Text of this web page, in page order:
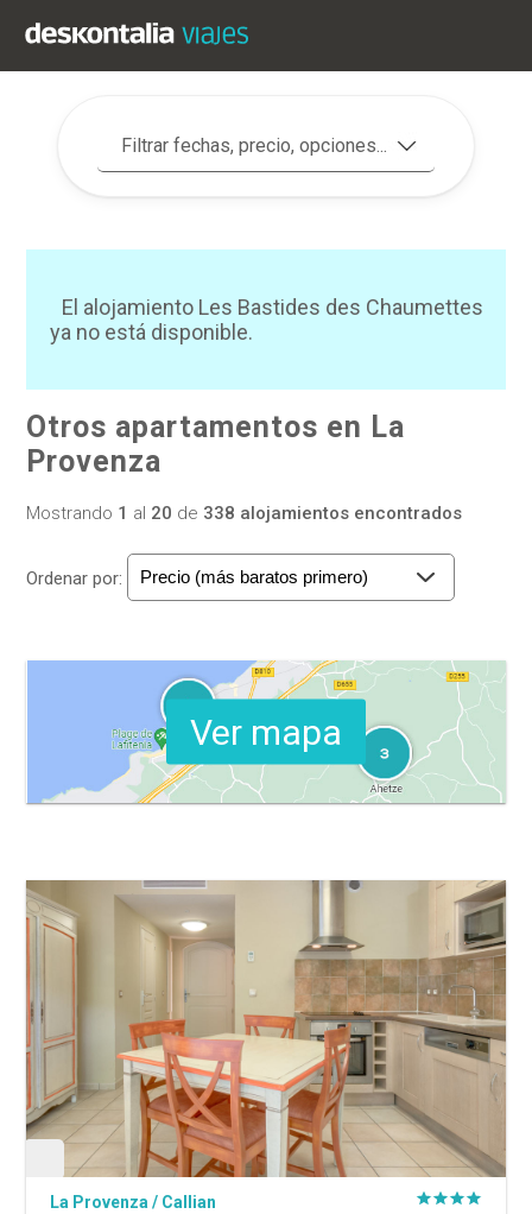
Filtrar fechas, precio, opciones...
El alojamiento Les Bastides des Chaumettes
ya no está disponible.
Otros apartamentos en La
Provenza
Mostrando 1 al 20 de 338 alojamientos encontrados
Ordenar por:
Ver mapa
La Provenza / Callian